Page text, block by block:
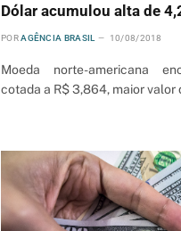
Dólar acumulou alta de
POR AGÊNCIA BRASIL 10/08/2018
Moeda norte-americana
cotada a R$ 3,864, maior valor